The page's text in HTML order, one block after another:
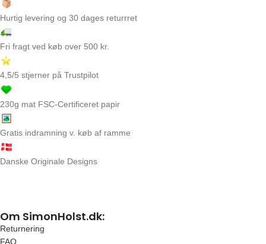
Hurtig levering og 30 dages returrret
Fri fragt ved køb over 500 kr.
4,5/5 stjerner på Trustpilot
230g mat FSC-Certificeret papir
Gratis indramning v. køb af ramme
Danske Originale Designs
Om SimonHolst.dk:
Returnering
FAQ